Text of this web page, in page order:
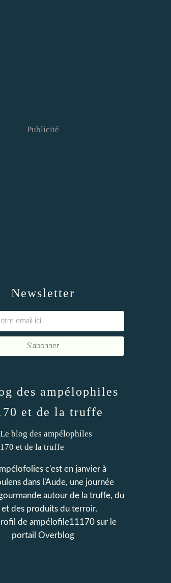
Newsletter
Publicité
des ampélophiles
et de la truffe
c'est en janvier à
dans l'Aude, une journée
autour de la truffe, du
et des produits du terroir.
de ampélofile11170 sur le
portail Overblog